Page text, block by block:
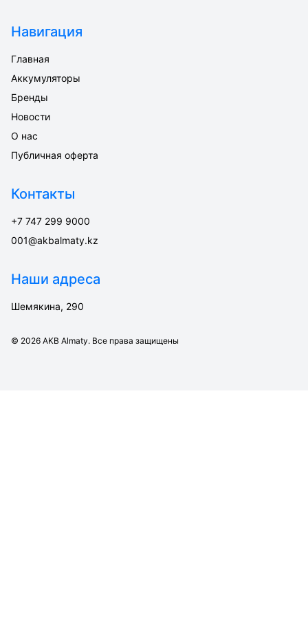
Навигация
Главная
Аккумуляторы
Бренды
Новости
О нас
Публичная оферта
Контакты
+7 747 299 9000
001@akbalmaty.kz
Наши адреса
Шемякина, 290
© 2026 AKB Almaty. Все права защищены